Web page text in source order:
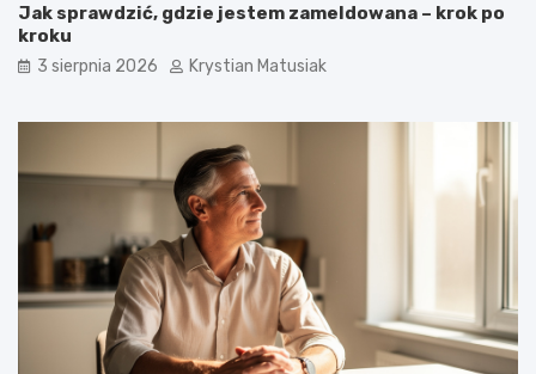
Jak sprawdzić, gdzie jestem zameldowana – krok po
kroku
3 sierpnia 2026 Krystian Matusiak